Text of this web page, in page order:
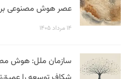
عصر هوش مصنوعی برای
۱۴ مرداد ۱۴۰۵
سازمان ملل: هوش